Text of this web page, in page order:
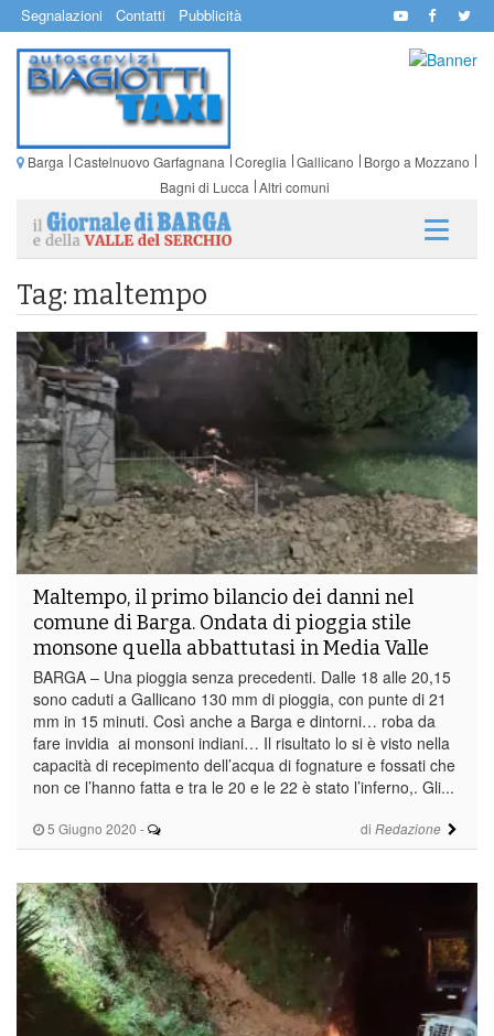
Segnalazioni Contatti Pubblicità
Barga Castelnuovo Garfagnana Coreglia Gallicano
Borgo a Mozzano
Bagni di Lucca Altri comuni
Tag: maltempo
5 Giugno 2020 - di Redazione
Maltempo, il primo bilancio dei danni nel
comune di Barga. Ondata di pioggia stile
monsone quella abbattutasi in Media Valle
BARGA – Una pioggia senza precedenti. Dalle 18 alle 20,15
sono caduti a Gallicano 130 mm di pioggia, con punte di 21
mm in 15 minuti. Così anche a Barga e dintorni… roba da
fare invidia ai monsoni indiani… Il risultato lo si è visto nella
capacità di recepimento dell’acqua di fognature e fossati che
non ce l’hanno fatta e tra le 20 e le 22 è stato l’inferno,. Gli...